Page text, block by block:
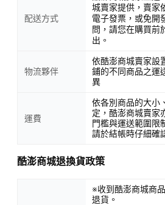
配送方式
城賣家提供，賣家
電子發票，或免開
問，請您在購買前
出。
物流夥伴
依酷澎商城賣家設
鋪的不同商品之運
異
運費
依各別商品的大小
定，酷澎商城賣家
門檻與運送範圍限
請於結帳時仔細確
酷澎商城退換貨政策
※收到酷澎商城商
退貨。